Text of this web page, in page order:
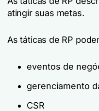
atingir suas metas.
As táticas de RP
eventos de
gerenciamento
CSR